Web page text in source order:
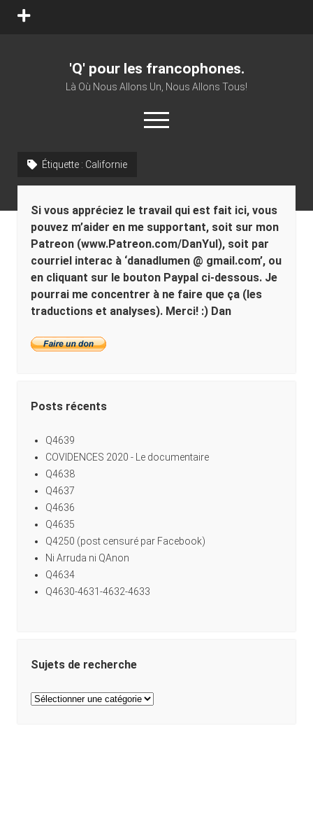
open
'Q' pour les francophones.
Là Où Nous Allons Un, Nous Allons Tous!
open
menu
twitter facebook
Étiquette : Californie
Si vous appréciez le travail qui est fait ici, vous
pouvez m’aider en me supportant, soit sur mon
Patreon (www.Patreon.com/DanYul), soit par
courriel interac à ‘danadlumen @ gmail.com’, ou
en cliquant sur le bouton Paypal ci-dessous. Je
pourrai me concentrer à ne faire que ça (les
traductions et analyses). Merci! :) Dan
Posts récents
Q4639
COVIDENCES 2020 - Le documentaire
Q4638
Q4637
Q4636
Q4635
Q4250 (post censuré par Facebook)
Ni Arruda ni QAnon
Q4634
Q4630-4631-4632-4633
Sujets de recherche
Sujets